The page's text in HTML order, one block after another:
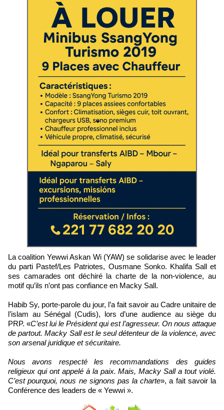
La coalition Yewwi Askan Wi (YAW) se solidarise avec le leader
du parti Pastef/Les Patriotes, Ousmane Sonko. Khalifa Sall et
ses camarades ont déchiré la charte de la non-violence, au
motif qu’ils n’ont pas confiance en Macky Sall.
Habib Sy, porte-parole du jour, l’a fait savoir au Cadre unitaire de
l’islam au Sénégal (Cudis), lors d’une audience au siège du
PRP. «C’est lui le Président qui est l’agresseur. On nous attaque
de partout. Macky Sall est le seul détenteur de la violence, avec
son arsenal juridique et sécuritaire.
Nous avons respecté les recommandations des guides
religieux qui ont appelé à la paix. Mais, Macky Sall a tout violé.
C’est pourquoi, nous ne signons pas la charte», a fait savoir la
Conférence des leaders de « Yewwi ».